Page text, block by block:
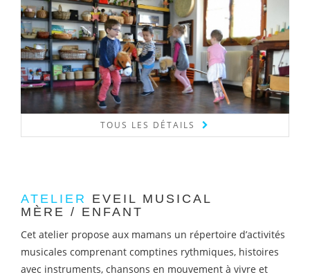
TOUS LES DÉTAILS
ATELIER
EVEIL MUSICAL
MÈRE / ENFANT
Cet atelier propose aux mamans un répertoire d’activités
musicales comprenant comptines rythmiques, histoires
avec instruments, chansons en mouvement à vivre et